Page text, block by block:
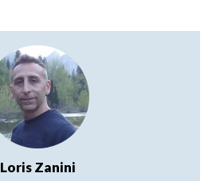
Loris Zanini